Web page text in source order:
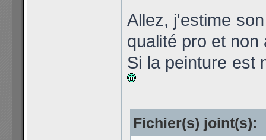
Allez, j'estime
qualité pro et
Si la peinture est
Fichier(s) joint(s):